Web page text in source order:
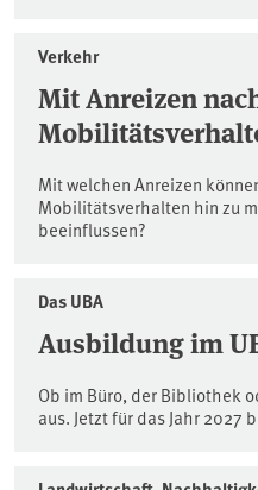
Verkehr
Mit Anreizen
Mit welchen Anreizen
Mobilitätsverhalten hin zu
beeinflussen?
Das UBA
Ausbildung im
Ob im Büro, der Bibliothek
aus. Jetzt für das Jahr 2027